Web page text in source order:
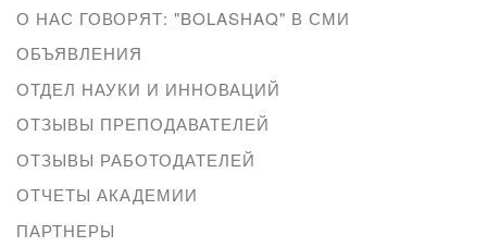
О НАС ГОВОРЯТ: "BOLASHAQ" В СМИ
ОБЪЯВЛЕНИЯ
ОТДЕЛ НАУКИ И ИННОВАЦИЙ
ОТЗЫВЫ ПРЕПОДАВАТЕЛЕЙ
ОТЗЫВЫ РАБОТОДАТЕЛЕЙ
ОТЧЕТЫ АКАДЕМИИ
ПАРТНЕРЫ